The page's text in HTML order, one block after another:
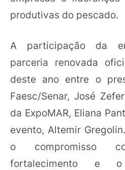
produtivas do pescado.
A participação da
parceria renovada
deste ano entre o
Faesc/Senar, José
da ExpoMAR, Eliana
evento, Altemir
o compromisso
fortalecimento e o